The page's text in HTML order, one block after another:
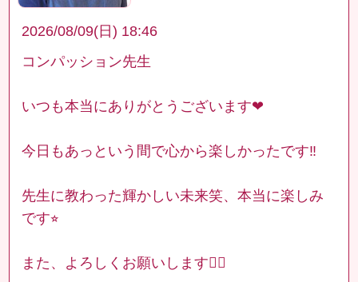
2026/08/09(日) 18:46
コンパッション先生
いつも本当にありがとうございます❤︎
今日もあっという間で心から楽しかったです‼︎
先生に教わった輝かしい未来笑、本当に楽しみ
です⭐︎
また、よろしくお願いします🙇‍♀️